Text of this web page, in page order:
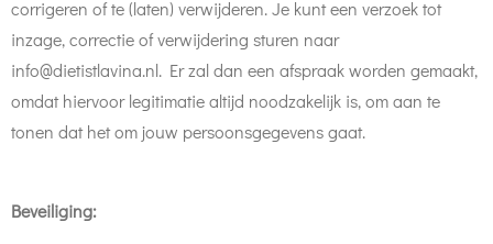
corrigeren of te (laten) verwijderen. Je kunt een verzoek tot
inzage, correctie of verwijdering sturen naar
info@dietistlavina.nl. Er zal dan een afspraak worden gemaakt,
omdat hiervoor legitimatie altijd noodzakelijk is, om aan te
tonen dat het om jouw persoonsgegevens gaat.
Beveiliging: